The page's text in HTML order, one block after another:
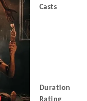
Casts
Duration